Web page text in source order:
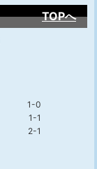
TOPへ
1-0
1-1
2-1